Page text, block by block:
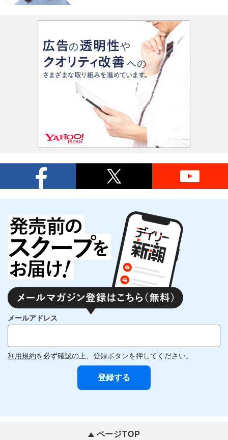
メールアドレス
利用規約を必ず確認の上、登録ボタンを押してください。
ページTOP